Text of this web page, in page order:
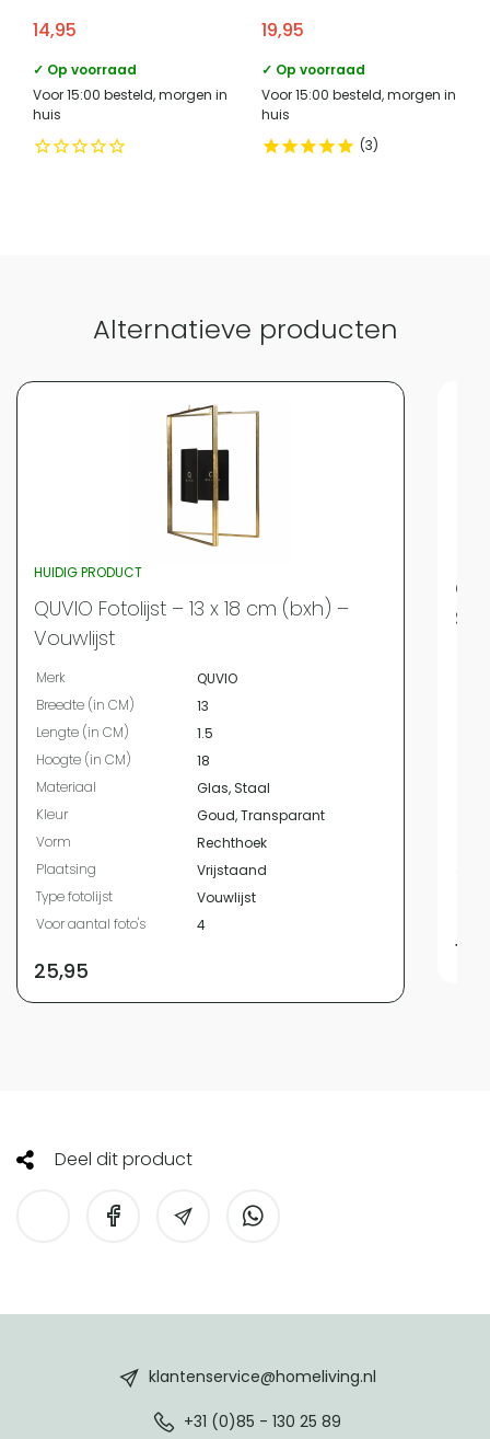
14,95
✓ Op voorraad
Voor 15:00 besteld, morgen in
huis
19,95
✓ Op voorraad
Voor 15:00 besteld, morgen in
huis
3
Alternatieve producten
HUIDIG PRODUCT
QUVIO Fotolijst – 13 x 18 cm (bxh) –
Vouwlijst
Merk
QUVIO
Breedte (in CM)
13
Lengte (in CM)
1.5
Hoogte (in CM)
18
Materiaal
Glas, Staal
Kleur
Goud, Transparant
Vorm
Rechthoek
Plaatsing
Vrijstaand
Type fotolijst
Vouwlijst
Voor aantal foto's
4
25,95
Deel dit product
klantenservice@homeliving.nl
+31 (0)85 - 130 25 89